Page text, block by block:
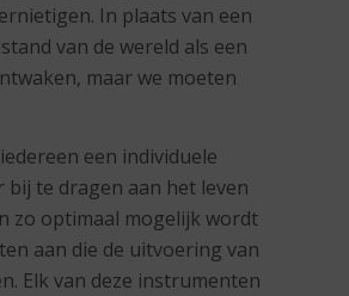
In plaats van een
van de wereld als een
maar we moeten
een individuele
te dragen aan het leven
zo optimaal mogelijk wordt
aan die de uitvoering van
Elk van deze instrumenten